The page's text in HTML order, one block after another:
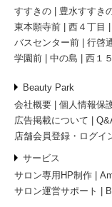
すすきの
豊水すすき
東本願寺前
西４丁目
バスセンター前
行啓
学園前
中の島 西１
Beauty Park
会社概要
個人情報保
広告掲載について
店舗会員登録・ログイ
サービス
サロン専用HP制作
サロン運営サポート